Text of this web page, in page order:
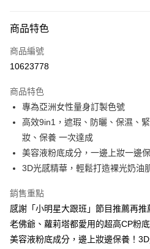
信用卡一次付款
超商取貨付款
Apple Pay
街口支付
悠遊付
ATM付款
全家取貨付款
每筆NT$85，滿NT$499(含以上)免
商品特色
商品編號
10623778
商品特色
專為亞洲女性量身訂製色號
高效9in1，遮瑕、防曬、保濕、
妝、保養 一次達成
美容液粉底成分，一邊上妝一邊
3D光感精華，輕鬆打造裸光奶油
銷售重點
感謝「小明星大跟班」節目推薦再
老佛爺、蘿莉塔都愛用的超高CP粉底
美容液粉底成分，邊上妝邊保養！